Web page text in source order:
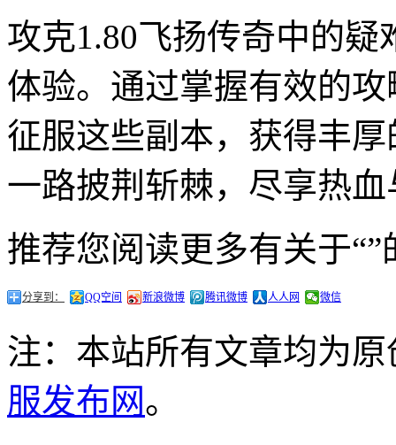
攻克1.80飞扬传奇中的
体验。通过掌握有效的
征服这些副本，获得丰
一路披荆斩棘，尽享热
推荐您阅读更多有关于“”
分享到： QQ空间 新浪微博 腾讯微博 人人网 微信
注：本站所有文章均为
服发布网。